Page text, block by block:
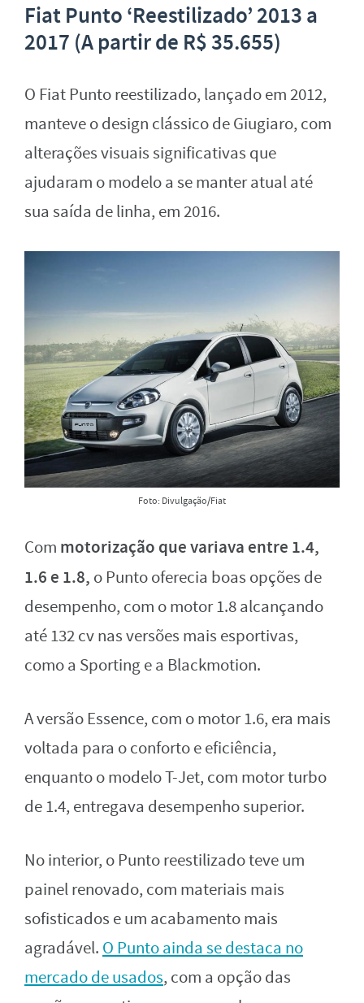
Fiat Punto ‘Reestilizado’ 2013 a
2017 (A partir de R$ 35.655)
O Fiat Punto reestilizado, lançado em 2012,
manteve o design clássico de Giugiaro, com
alterações visuais significativas que
ajudaram o modelo a se manter atual até
sua saída de linha, em 2016.
Foto: Divulgação/Fiat
Com motorização que variava entre 1.4,
1.6 e 1.8, o Punto oferecia boas opções de
desempenho, com o motor 1.8 alcançando
até 132 cv nas versões mais esportivas,
como a Sporting e a Blackmotion.
A versão Essence, com o motor 1.6, era mais
voltada para o conforto e eficiência,
enquanto o modelo T-Jet, com motor turbo
de 1.4, entregava desempenho superior.
No interior, o Punto reestilizado teve um
painel renovado, com materiais mais
sofisticados e um acabamento mais
agradável. O Punto ainda se destaca no
mercado de usados, com a opção das